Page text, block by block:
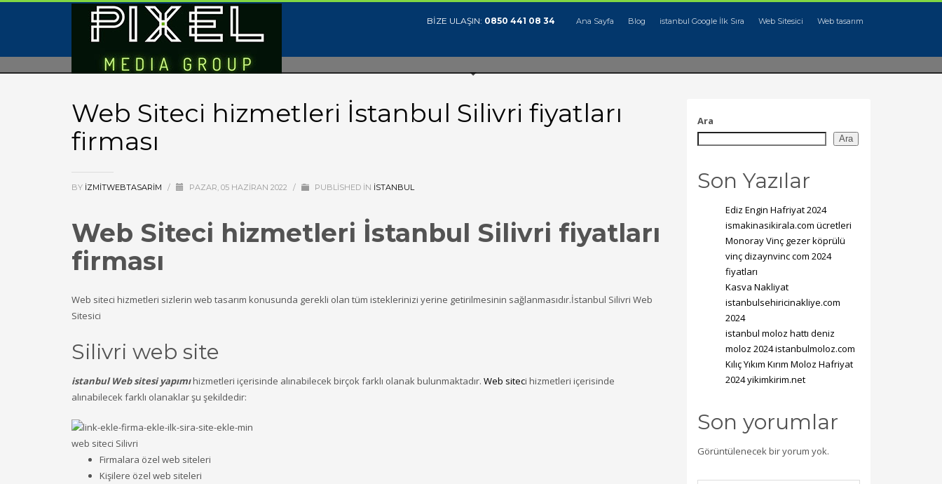
BİZE ULAŞIN: 0850 441 08 34 Ana Sayfa Blog istanbul Google İlk Sıra Web Sitesici Web tasarım
Web Siteci hizmetleri İstanbul Silivri fiyatları
firması
BY IZMITWEBTASARIM / PAZAR, 05 HAZIRAN 2022 / PUBLISHED IN ISTANBUL
Web Siteci hizmetleri İstanbul Silivri fiyatları
firması
Web siteci hizmetleri sizlerin web tasarım konusunda gerekli olan tüm isteklerinizi yerine getirilmesinin sağlanmasıdır.İstanbul Silivri Web
Sitesici
Silivri web site
istanbul Web sitesi yapımıhizmetleri içerisinde alınabilecek birçok farklı olanak bulunmaktadır. Web siteci hizmetleri içerisinde
alınabilecek farklı olanaklar şu şekildedir:
web siteci Silivri
Firmalara özel web siteleri
Kişilere özel web siteleri
Ara
Ara
Son Yazılar
Ediz Engin Hafriyat 2024
ismakinasikirala.com ücretleri
Monoray Vinç gezer köprülü
vinç dizaynvinc com 2024
fiyatları
Kasva Nakliyat
istanbulsehiricinakliye.com
2024
istanbul moloz hattı deniz
moloz 2024 istanbulmoloz.com
Kılıç Yıkım Kırım Moloz Hafriyat
2024 yikimkirim.net
Son yorumlar
Görüntülenecek bir yorum yok.